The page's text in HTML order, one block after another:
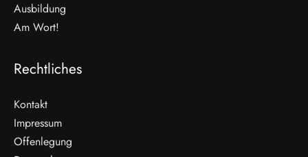
WEITERLESEN
Ausbildung
Am Wort!
Rechtliches
Kontakt
Impressum
Offenlegung